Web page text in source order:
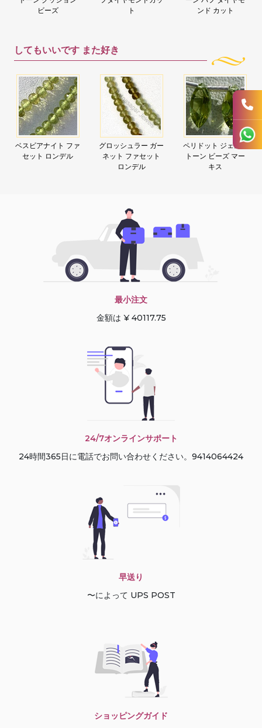
ビーズ
ト
ンド カット
してもいいです また好き
ベスビアナイト ファ
セット ロンデル
グロッシュラー ガー
ネット ファセット
ロンデル
ペリドット ジェムス
トーン ビーズ マー
キス
最小注文
金額は ¥ 40117.75
24/7オンラインサポート
24時間365日に電話でお問い合わせください。9414064424
早送り
〜によって UPS POST
ショッピングガイド